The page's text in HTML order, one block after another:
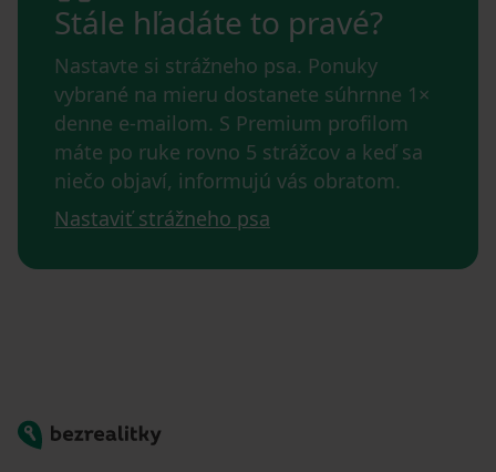
Stále hľadáte to pravé?
Nastavte si strážneho psa. Ponuky
vybrané na mieru dostanete súhrnne 1×
denne e-mailom. S Premium profilom
máte po ruke rovno 5 strážcov a keď sa
niečo objaví, informujú vás obratom.
Nastaviť strážneho psa
Bezrealitky